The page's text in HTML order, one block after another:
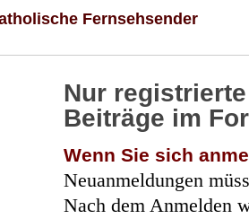
Fernsehsender
Nur
Beiträge im
Wenn Sie sich
Neuanmeldungen
Nach dem Anmelden